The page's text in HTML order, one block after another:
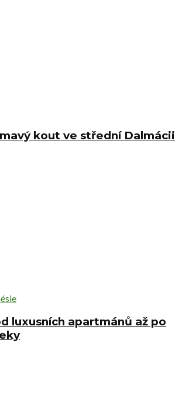
kout ve střední Dalmácii
luxusních apartmánů až po